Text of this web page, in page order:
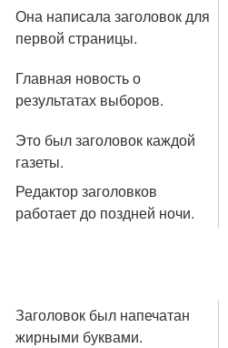
Она написала заголовок для
первой страницы.
Главная новость о
результатах выборов.
Это был заголовок каждой
газеты.
Редактор заголовков
работает до поздней ночи.
Заголовок был напечатан
жирными буквами.